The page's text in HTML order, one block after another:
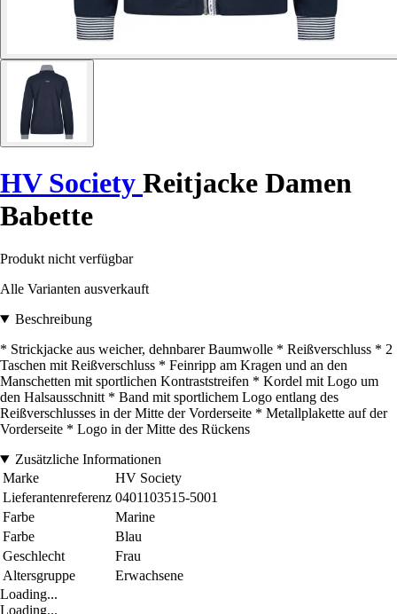
HV Society Reitjacke Damen
Babette
Produkt nicht verfügbar
Alle Varianten ausverkauft
Beschreibung
* Strickjacke aus weicher, dehnbarer Baumwolle * Reißverschluss * 2
Taschen mit Reißverschluss * Feinripp am Kragen und an den
Manschetten mit sportlichen Kontraststreifen * Kordel mit Logo um
den Halsausschnitt * Band mit sportlichem Logo entlang des
Reißverschlusses in der Mitte der Vorderseite * Metallplakette auf der
Vorderseite * Logo in der Mitte des Rückens
Zusätzliche Informationen
Marke
HV Society
Lieferantenreferenz 0401103515-5001
Farbe
Marine
Farbe
Blau
Geschlecht
Frau
Altersgruppe
Erwachsene
Loading...
Loading...